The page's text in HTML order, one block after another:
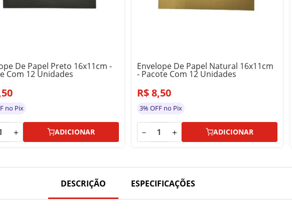
De Papel Preto 16x11cm -
Com 12 Unidades
50
no Pix
＋ ADICIONAR
Envelope De Papel Natural 16x11cm
- Pacote Com 12 Unidades
R$8,50
3% OFF no Pix
－ ＋ ADICIONAR
DESCRIÇÃO ESPECIFICAÇÕES